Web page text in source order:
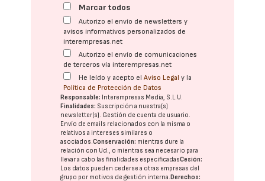
Marcar todos
Autorizo el envío de newsletters y
avisos informativos personalizados de
interempresas.net
Autorizo el envío de comunicaciones
de terceros vía interempresas.net
He leído y acepto elAviso Legal y la
Política de Protección de Datos
Responsable: Interempresas Media, S.L.U.
Finalidades: Suscripción a nuestra(s)
newsletter(s). Gestión de cuenta de usuario.
Envío de emails relacionados con la misma o
relativos a intereses similares o
asociados.Conservación: mientras dure la
relación con Ud., o mientras sea necesario para
llevar a cabo las finalidades especificadasCesión:
Los datos pueden cederse a otras empresas del
grupo por motivos de gestión interna. Derechos: